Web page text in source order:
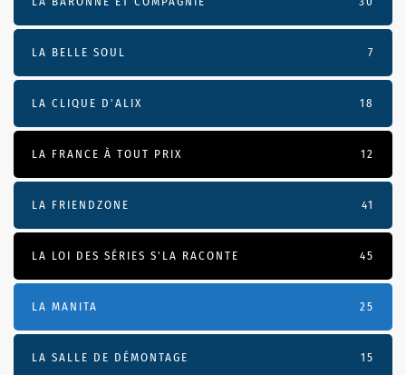
LA BELLE SOUL 7
LA CLIQUE D'ALIX 18
LA FRANCE À TOUT PRIX 12
LA FRIENDZONE 41
LA LOI DES SÉRIES S'LA RACONTE 45
LA MANITA 25
LA SALLE DE DÉMONTAGE 15